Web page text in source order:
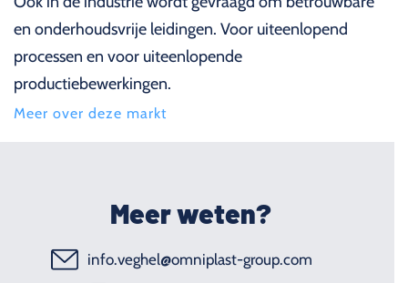
en onderhoudsvrije leidingen. Voor uiteenlopend
processen en voor uiteenlopende
productiebewerkingen.
Meer over deze markt
Meer weten?
info.veghel@omniplast-group.com